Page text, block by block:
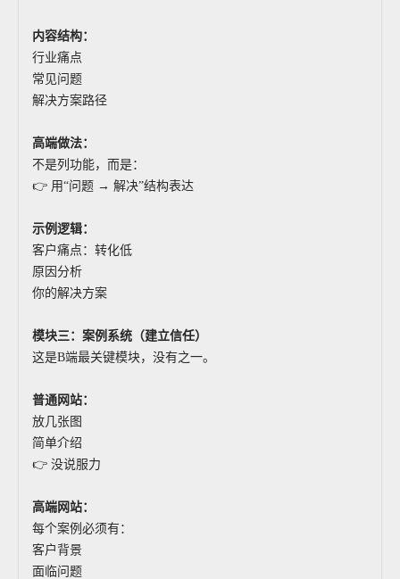
内容结构：
行业痛点
常见问题
解决方案路径
高端做法：
不是列功能，而是：
👉 用“问题 → 解决”结构表达
示例逻辑：
客户痛点：转化低
原因分析
你的解决方案
模块三：案例系统（建立信任）
这是B端最关键模块，没有之一。
普通网站：
放几张图
简单介绍
👉 没说服力
高端网站：
每个案例必须有：
客户背景
面临问题